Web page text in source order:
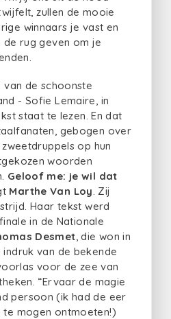
zullen de mooie
winnaars je vast en
rug geven om je
van de schoonste
- Sofie Lemaire, in
staat te lezen. En dat
gebogen over
op hun
woorden
Geloof me: je wil dat
Marthe Van Loy. Zij
Haar tekst werd
in de Nationale
Desmet, die won in
van de bekende
voor de zee van
“Ervaar de magie
persoon (ik had de eer
te mogen ontmoeten!)